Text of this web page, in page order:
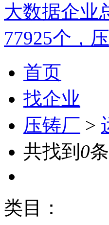
大数据企业
77925个，
首页
找企业
压铸厂 >
共找到 0
类目：